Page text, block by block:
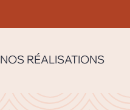
NOS RÉALISATIONS